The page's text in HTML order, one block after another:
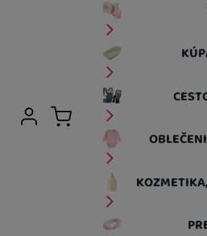
Užívateľská sekcia
Prihlásiť sa
Košík